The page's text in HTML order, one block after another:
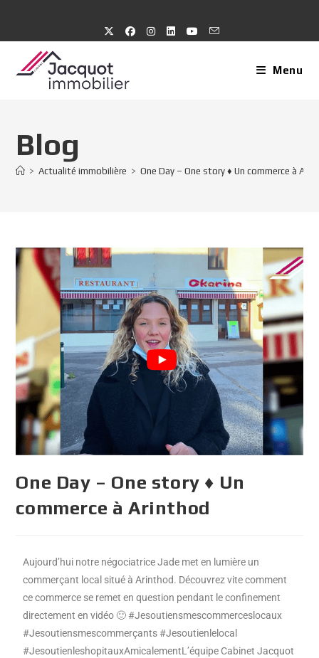
Menu
Blog
> Actualité immobilière > One Day – One story ♦️ Un commerce à
One Day – One story ♦️ Un
commerce à Arinthod
Aujourd’hui notre négociatrice Jade met en lumière un
commerçant local situé à Arinthod. Découvrez vite comment
ce commerce se remet en question pendant le confinement
directement en vidéo 🙂 #Jesoutiensmescommerceslocaux
#Jesoutiensmescommerçants #Jesoutienlelocal
#JesoutienleshopitauxAmicalementL’équipe Cabinet Jacquot